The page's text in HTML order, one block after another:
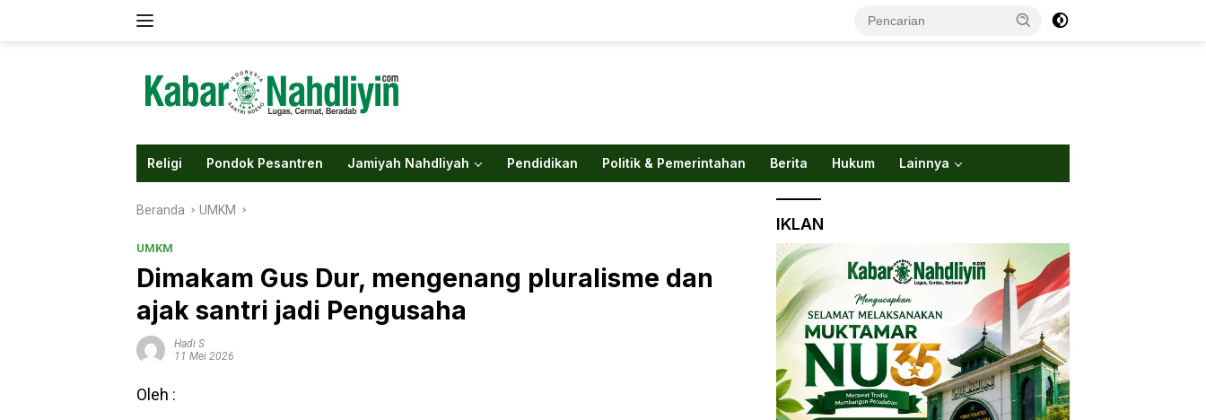
Religi Pondok Pesantren Jamiyah Nahdliyah Pendidikan Politik & Pemerintahan Berita Hukum Lainnya
Beranda UMKM
UMKM
Dimakam Gus Dur, mengenang pluralisme dan
ajak santri jadi Pengusaha
Hadi S
11 Mei 2026
Oleh :
IKLAN